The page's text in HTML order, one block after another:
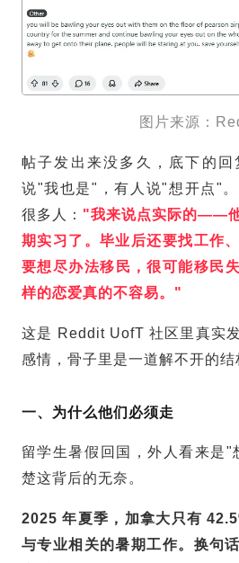
图片来源：
帖子发出来没多久，底下的回
说"我也是"，有人说"想开点"
很多人： "我来说点实际的——
期实习了。毕业后还要找工作
要想尽办法移民，很可能移民
样的恋爱真的不容易。"
这是 Reddit UofT 社区里真实
感情，骨子里是一道解不开的结
一、为什么他们必须走
留学生暑假回国，外人看来是"
楚这背后的无奈。
2025 年夏季，加拿大只有
与专业相关的暑期工作。换句